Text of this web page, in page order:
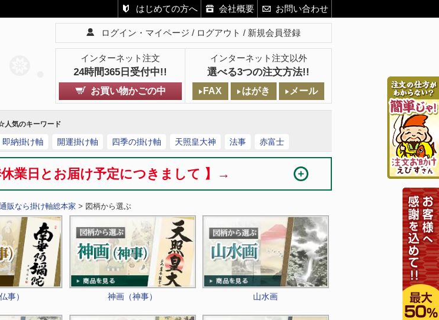
はじめての方へ 会社概要 お問い合わせ
ログイン・マイページ ログアウト 新規会員登録
インターネット注文
24時間365日受付中!!
インターネット注文以外
選べる3つの注文方法!!
お買い物かごの中 FAX はがき メール
人気のキーワード
即納掛け軸 開運掛け軸 四季の掛け軸 天照皇大神 法事 赤富士
休業日とお届け予定につきまして 】→
販なら掛け軸総本家 > 図柄から選ぶ
事） 神画（神事） 山水画